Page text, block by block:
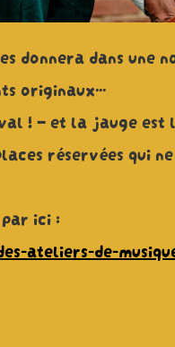
donnera dans
originaux…
! – et la jauge est
réservées qui
ici :
ateliers-de-